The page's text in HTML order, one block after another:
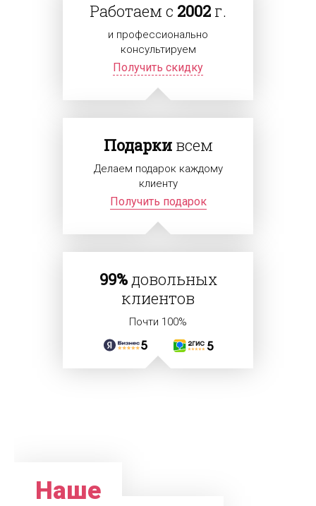
Работаем с 2002 г.
и профессионально
консультируем
Получить скидку
Подаркивсем
Делаем подарок каждому
клиенту
Получить подарок
99%довольных
клиентов
Почти 100%
Наше